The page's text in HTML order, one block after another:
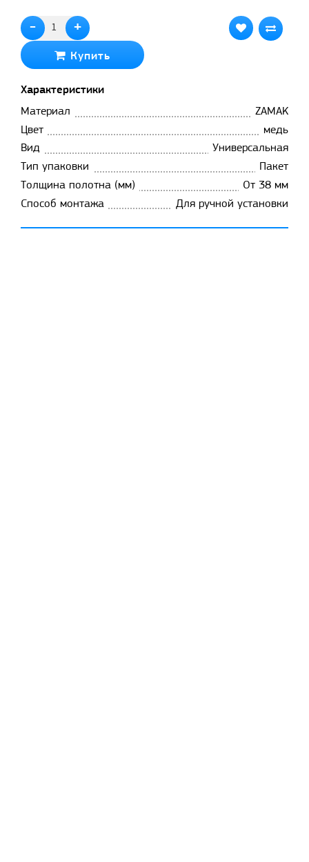
- +
Купить
Характеристики
Материал
ZAMAK
Цвет
медь
Вид
Универсальная
Тип упаковки
Пакет
Толщина полотна (мм)
От 38 мм
Способ монтажа
Для ручной установки